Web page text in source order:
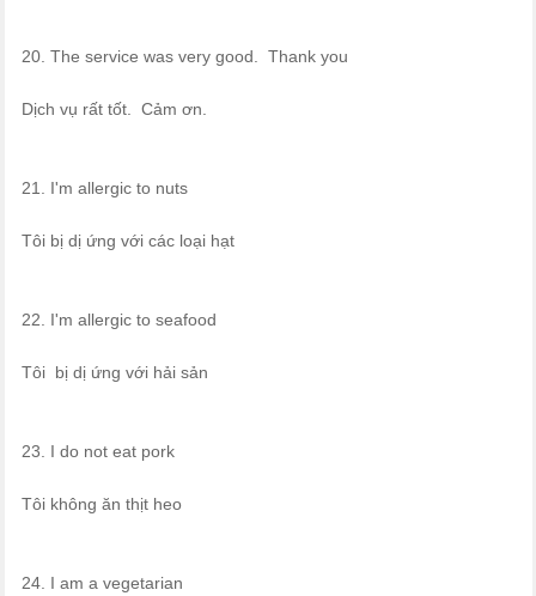
20. The service was very good. Thank you
Dịch vụ rất tốt. Cảm ơn.
21. I'm allergic to nuts
Tôi bị dị ứng với các loại hạt
22. I'm allergic to seafood
Tôi bị dị ứng với hải sản
23. I do not eat pork
Tôi không ăn thịt heo
24. I am a vegetarian